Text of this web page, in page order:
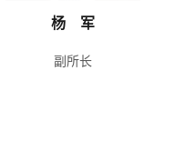
杨 军
副所长